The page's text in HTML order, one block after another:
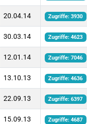
20.04.14 Zugriffe: 3930
30.03.14 Zugriffe: 4623
12.01.14 Zugriffe: 7046
13.10.13 Zugriffe: 4636
22.09.13 Zugriffe: 6397
15.09.13 Zugriffe: 4687